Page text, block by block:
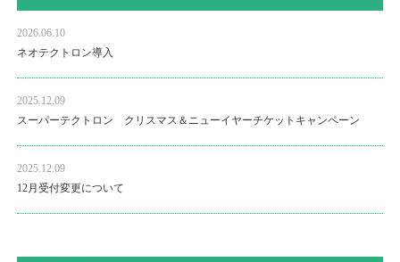
2026.06.10
ネオテクトロン導入
2025.12.09
スーパーテクトロン クリスマス＆ニューイヤーチケットキャンペーン
2025.12.09
12月受付変更について